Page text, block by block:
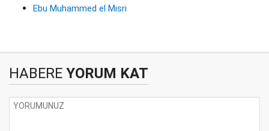
Ebu Muhammed el Mısri
HABERE YORUM KAT